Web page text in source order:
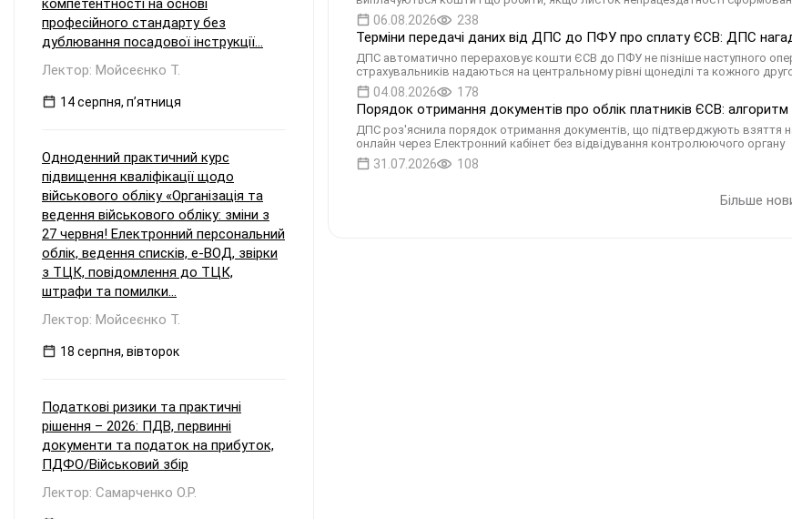
06.08.2026 238
Терміни передачі даних від ДПС до ПФУ про сплату ЄСВ: ДПС
ДПС автоматично перераховує кошти ЄСВ до ПФУ не пізніше наступного
страхувальників надаються на центральному рівні щонеділі та кожного
04.08.2026 178
Порядок отримання документів про облік платників ЄСВ:
ДПС роз'яснила порядок отримання документів, що підтверджують взяття
онлайн через Електронний кабінет без відвідування контролюючого органу
31.07.2026 108
Більше
компетентності на основі
професійного стандарту без
дублювання посадової інструкції...
Лектор: Мойсеєнко Т.
14 серпня, пʼятниця
Одноденний практичний курс
підвищення кваліфікації щодо
військового обліку «Організація та
ведення військового обліку: зміни з
27 червня! Електронний персональний
облік, ведення списків, е-ВОД, звірки
з ТЦК, повідомлення до ТЦК,
штрафи та помилки...
Лектор: Мойсеєнко Т.
18 серпня, вівторок
Податкові ризики та практичні
рішення – 2026: ПДВ, первинні
документи та податок на прибуток,
ПДФО/Військовий збір
Лектор: Самарченко О.Р.